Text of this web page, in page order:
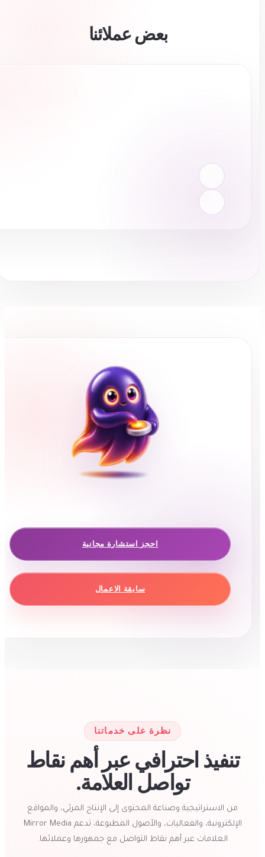
بعض عملائنا
احجز استشارة مجانية
سابقة الاعمال
نظرة على خدماتنا
احترافي عبر أهم نقاط
تواصل العلامة.
الاستراتيجية وصناعة المحتوى إلى الإنتاج المرئي، والمواقع
الإلكترونية، والفعاليات، والأصول المطبوعة، تدعم Mirror Media
العلامات عبر أهم نقاط التواصل مع جمهورها وعملائها.